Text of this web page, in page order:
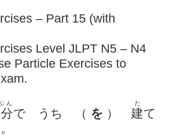
– Part 15 (with
Level JLPT N5 – N4
Particle Exercises to
ん
で うち （ を ）建
た
て